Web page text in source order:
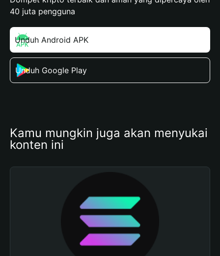
40 juta pengguna
Unduh Android APK
Unduh Google Play
Kamu mungkin juga akan menyukai
konten ini